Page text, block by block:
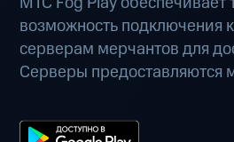
возможность подключения
серверам мерчантов для
Серверы предоставляются